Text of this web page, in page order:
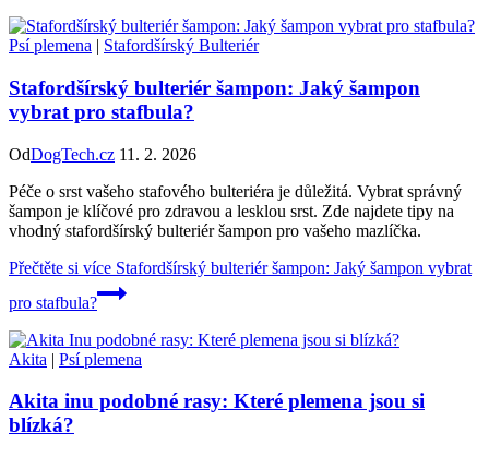
Psí plemena | Stafordšírský Bulteriér
Stafordšírský bulteriér šampon: Jaký šampon
vybrat pro stafbula?
OdDogTech.cz 11. 2. 2026
Péče o srst vašeho stafového bulteriéra je důležitá. Vybrat správný
šampon je klíčové pro zdravou a lesklou srst. Zde najdete tipy na
vhodný stafordšírský bulteriér šampon pro vašeho mazlíčka.
Přečtěte si více Stafordšírský bulteriér šampon: Jaký šampon vybrat
pro stafbula?
Akita | Psí plemena
Akita inu podobné rasy: Které plemena jsou si
blízká?